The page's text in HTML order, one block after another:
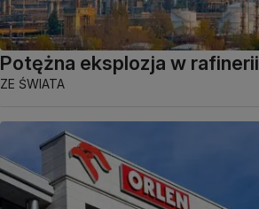
Potężna eksplozja w rafinerii
ZE ŚWIATA